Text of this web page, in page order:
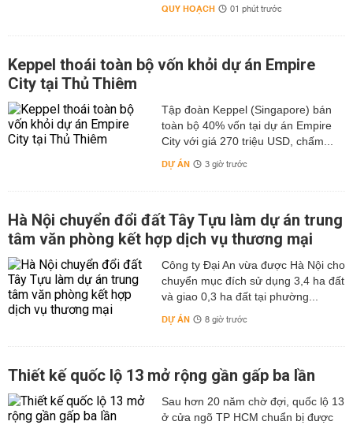
QUY HOẠCH 01 phút trước
Keppel thoái toàn bộ vốn khỏi dự án Empire
City tại Thủ Thiêm
Tập đoàn Keppel (Singapore) bán
toàn bộ 40% vốn tại dự án Empire
City với giá 270 triệu USD, chấm...
DỰ ÁN 3 giờ trước
Hà Nội chuyển đổi đất Tây Tựu làm dự án trung
tâm văn phòng kết hợp dịch vụ thương mại
Công ty Đại An vừa được Hà Nội cho
chuyển mục đích sử dụng 3,4 ha đất
và giao 0,3 ha đất tại phường...
DỰ ÁN 8 giờ trước
Thiết kế quốc lộ 13 mở rộng gần gấp ba lần
Sau hơn 20 năm chờ đợi, quốc lộ 13
ở cửa ngõ TP HCM chuẩn bị được